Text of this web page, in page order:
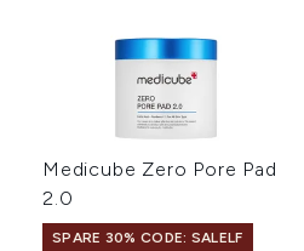
Medicube Zero Pore Pad
2.0
SPARE 30% CODE: SALELF